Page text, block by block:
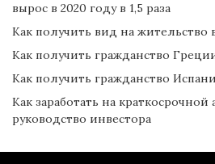
вырос в 2020 году в 1,5 раза
Как получить вид на жительство
Как получить гражданство
Как получить гражданство
Как заработать на
руководство инвестора